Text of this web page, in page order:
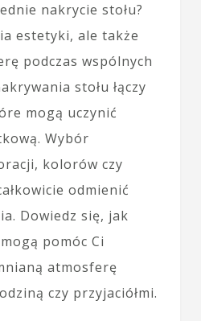
nakrycie stołu?
estetyki, ale także
podczas wspólnych
stołu łączy
mogą uczynić
Wybór
kolorów czy
odmienić
Dowiedz się, jak
pomóc Ci
atmosferę
czy przyjaciółmi.